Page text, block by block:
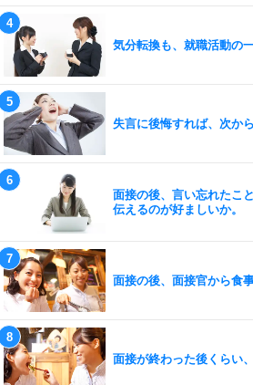
気分転換も、就職活動の一
失言に後悔すれば、次か
面接の後、言い忘れたこ
伝えるのが好ましいか。
面接の後、面接官から食
面接が終わった後くらい